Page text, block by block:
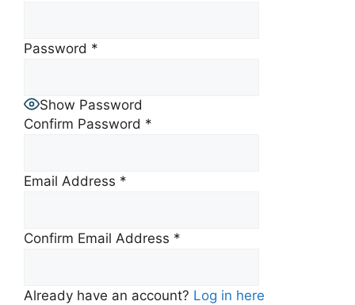
Password *
Show Password
Confirm Password *
Email Address *
Confirm Email Address *
Already have an account? Log in here